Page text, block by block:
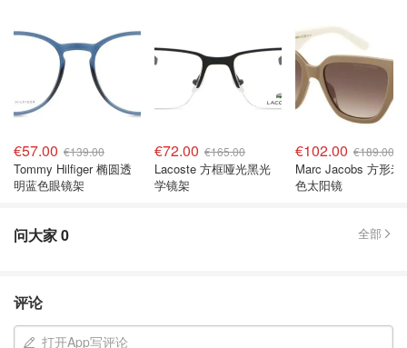
€57.00 €139.00
Tommy Hilfiger 椭圆透
明蓝色眼镜架
€72.00 €165.00
Lacoste 方框哑光黑光
学镜架
€102.00 €189.00
Marc Jacobs 方形米
色太阳镜
问大家0 全部
评论
打开App写评论